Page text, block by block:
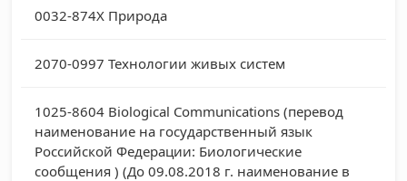
0032-874Х Природа
2070-0997 Технологии живых систем
1025-8604 Biological Communications (перевод
наименование на государственный язык
Российской Федерации: Биологические
сообщения ) (До 09.08.2018 г. наименование в